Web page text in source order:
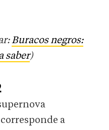
Buracos negros:
saber)
a